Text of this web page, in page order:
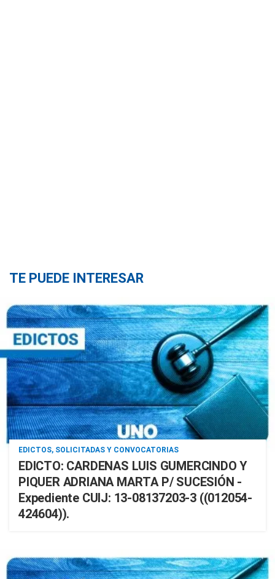
TE PUEDE INTERESAR
EDICTOS, SOLICITADAS Y CONVOCATORIAS
EDICTO: CARDENAS LUIS GUMERCINDO Y
PIQUER ADRIANA MARTA P/ SUCESIÓN -
Expediente CUIJ: 13-08137203-3 ((012054-
424604)).